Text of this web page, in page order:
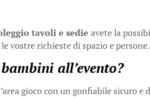
tavoli e sedieavete la
vostre richieste di spazio e persone.
all’evento?
gioco con un gonfiabile sicuro